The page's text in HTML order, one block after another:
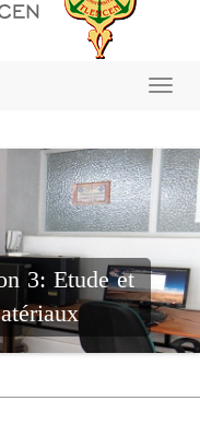
Toggle
3: Etude et